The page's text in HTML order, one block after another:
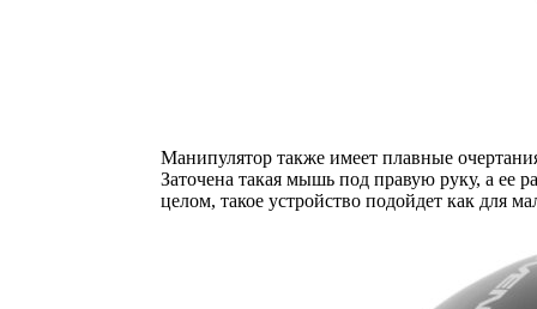
Манипулятор также имеет плавные
Заточена такая мышь под правую руку, а ее
целом, такое устройство подойдет как для